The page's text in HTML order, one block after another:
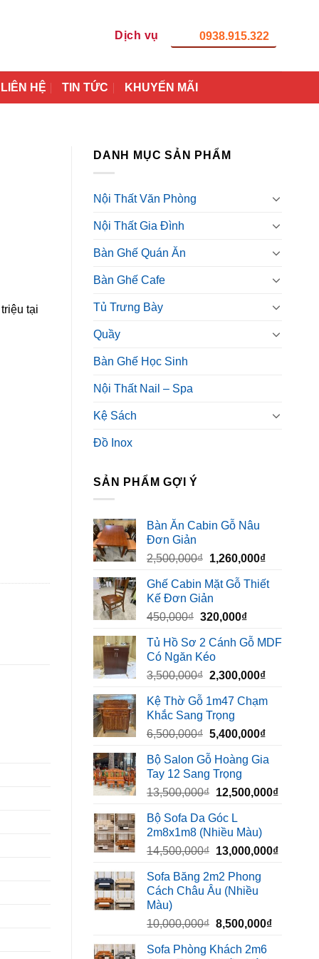
Dịch vụ 0938.915.322
LIÊN HỆ TIN TỨC KHUYẾN MÃI
DANH MỤC SẢN PHẨM
Nội Thất Văn Phòng
Nội Thất Gia Đình
Bàn Ghế Quán Ăn
Bàn Ghế Cafe
Tủ Trưng Bày
Quầy
Bàn Ghế Học Sinh
Nội Thất Nail – Spa
Kệ Sách
Đồ Inox
SẢN PHẨM GỢI Ý
Bàn Ăn Cabin Gỗ Nâu
Đơn Giản
2,500,000₫ Giá
là:
2,500,000₫.
1,260,000₫Giá
tại
Ghế Cabin Mặt Gỗ Thiết
Kế Đơn Giản
450,000₫ Giá
là:
450,000₫.
320,000₫Giá
tại
320,000₫.
Tủ Hồ Sơ 2 Cánh Gỗ MDF
Có Ngăn Kéo
3,500,000₫ Giá
là:
3,500,000₫.
2,300,000₫Giá
tại
Kệ Thờ Gỗ 1m47 Chạm
Khắc Sang Trọng
6,500,000₫ Giá
là:
6,500,000₫.
5,400,000₫Giá
tại
Bộ Salon Gỗ Hoàng Gia
Tay 12 Sang Trọng
13,500,000₫ Giá
là:
13,500,000₫.
12,500,000₫Giá
Bộ Sofa Da Góc L
2m8x1m8 (Nhiều Màu)
14,500,000₫ Giá
là:
14,500,000₫.
13,000,000₫Giá
Sofa Băng 2m2 Phong
Cách Châu Âu (Nhiều
Màu)
10,000,000₫ Giá
là:
8,500,000₫Giá
Sofa Phòng Khách 2m6
tại